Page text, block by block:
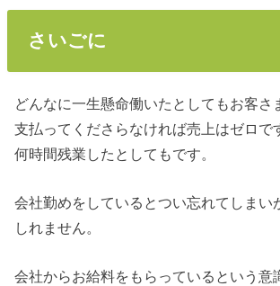
さいごに
どんなに一生懸命働いたとしてもお客さ
支払ってくださらなければ売上はゼロで
何時間残業したとしてもです。
会社勤めをしているとつい忘れてしまい
しれません。
会社からお給料をもらっているという意